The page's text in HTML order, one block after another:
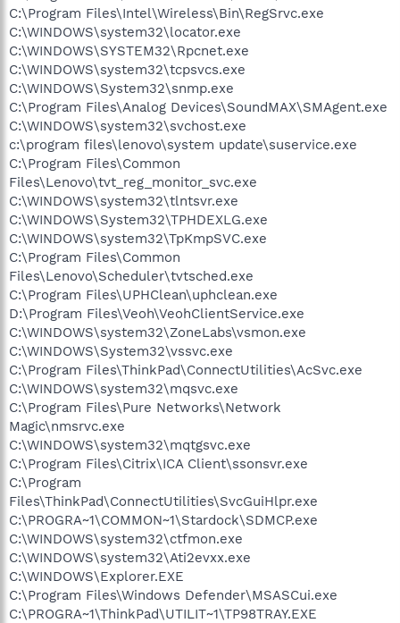
C:\Program Files\Intel\Wireless\Bin\RegSrvc.exe
C:\WINDOWS\system32\locator.exe
C:\WINDOWS\SYSTEM32\Rpcnet.exe
C:\WINDOWS\system32\tcpsvcs.exe
C:\WINDOWS\System32\snmp.exe
C:\Program Files\Analog Devices\SoundMAX\SMAgent.exe
C:\WINDOWS\system32\svchost.exe
c:\program files\lenovo\system update\suservice.exe
C:\Program Files\Common
Files\Lenovo\tvt_reg_monitor_svc.exe
C:\WINDOWS\system32\tlntsvr.exe
C:\WINDOWS\System32\TPHDEXLG.exe
C:\WINDOWS\system32\TpKmpSVC.exe
C:\Program Files\Common
Files\Lenovo\Scheduler\tvtsched.exe
C:\Program Files\UPHClean\uphclean.exe
D:\Program Files\Veoh\VeohClientService.exe
C:\WINDOWS\system32\ZoneLabs\vsmon.exe
C:\WINDOWS\System32\vssvc.exe
C:\Program Files\ThinkPad\ConnectUtilities\AcSvc.exe
C:\WINDOWS\system32\mqsvc.exe
C:\Program Files\Pure Networks\Network
Magic\nmsrvc.exe
C:\WINDOWS\system32\mqtgsvc.exe
C:\Program Files\Citrix\ICA Client\ssonsvr.exe
C:\Program
Files\ThinkPad\ConnectUtilities\SvcGuiHlpr.exe
C:\PROGRA~1\COMMON~1\Stardock\SDMCP.exe
C:\WINDOWS\system32\ctfmon.exe
C:\WINDOWS\system32\Ati2evxx.exe
C:\WINDOWS\Explorer.EXE
C:\Program Files\Windows Defender\MSASCui.exe
C:\PROGRA~1\ThinkPad\UTILIT~1\TP98TRAY.EXE